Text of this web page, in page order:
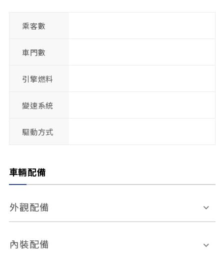
乘客數
車門數
引擎燃料
變速系統
驅動方式
車輛配備
外觀配備
電動天窗
內裝配備